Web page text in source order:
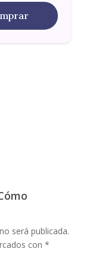
será publicada.
con *